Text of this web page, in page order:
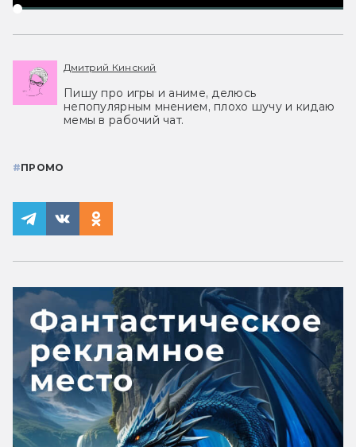
Дмитрий Кинский
Пишу про игры и аниме, делюсь
непопулярным мнением, плохо шучу и кидаю
мемы в рабочий чат.
#ПРОМО